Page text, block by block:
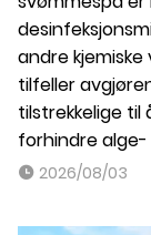
andre
tilfeller
tilstrekkelige
forhindre
2026/08/03